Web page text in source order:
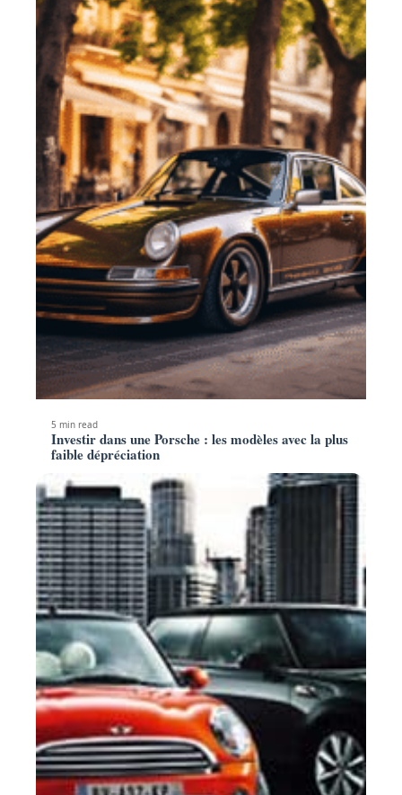
5 min read
Investir dans une Porsche : les modèles avec la plus
faible dépréciation